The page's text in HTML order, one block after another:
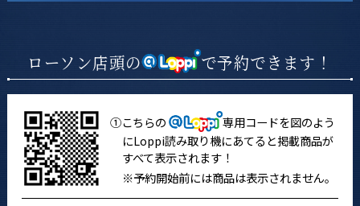
ローソン店頭の で予約できます！
①こちらの
専用コードを図のよう
にLoppi読み取り機にあてると掲載商品が
すべて表示されます！
※予約開始前には商品は表示されません｡